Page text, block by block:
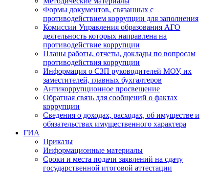
Формы документов, связанных с
противодействием коррупции для заполнения
Комиссии Управления образования АГО
деятельность которых направлена на
противодействие коррупции
Планы работы, отчеты, доклады по вопросам
противодействия коррупции
Информация о СЗП руководителей МОУ, их
заместителей, главных бухгалтеров
Антикоррупционное просвещение
Обратная связь для сообщений о фактах
коррупции
Сведения о доходах, расходах, об имуществе и
обязательствах имущественного характера
ГИА
Приказы
Информационные материалы
Сроки и места подачи заявлений на сдачу
государственной итоговой аттестации